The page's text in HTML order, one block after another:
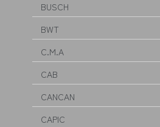
BUSCH
BWT
C.M.A
CAB
CANCAN
CAPIC